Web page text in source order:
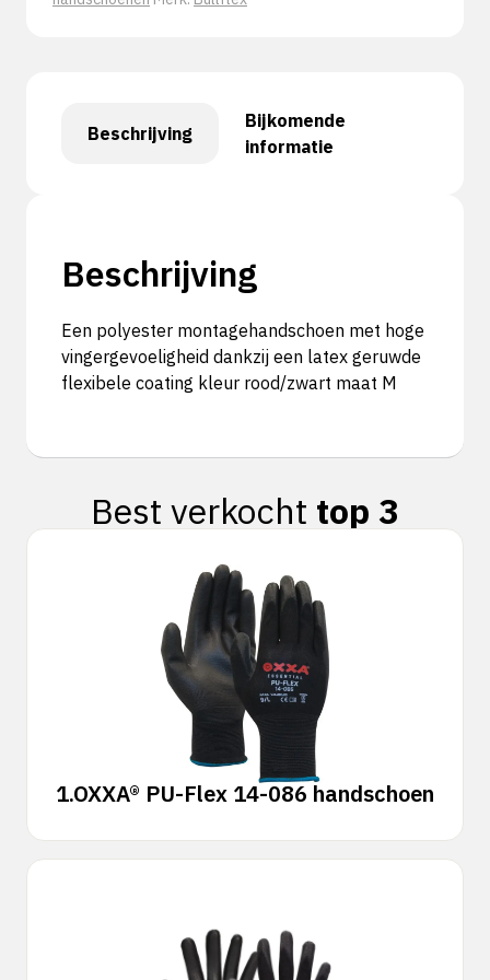
Beschrijving
Bijkomende
informatie
Beschrijving
Een polyester montagehandschoen met hoge
vingergevoeligheid dankzij een latex geruwde
flexibele coating kleur rood/zwart maat M
Best verkocht top 3
1.OXXA® PU-Flex 14-086 handschoen